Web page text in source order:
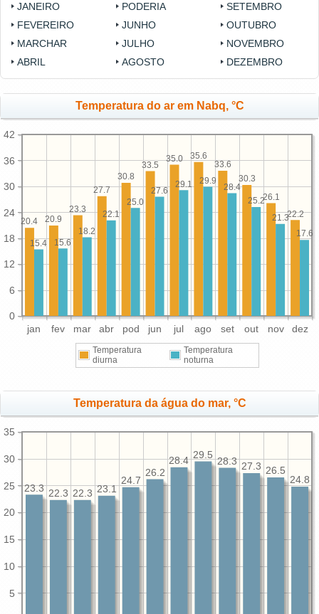
JANEIRO
FEVEREIRO
MARCHAR
ABRIL
PODERIA
JUNHO
JULHO
AGOSTO
SETEMBRO
OUTUBRO
NOVEMBRO
DEZEMBRO
Temperatura do ar em Nabq, °C
jan fev mar abr pod jun jul ago set out nov dez
0
6
12
18
24
30
36
42
22.2
26.1
30.3
33.6
35.6
35.0
33.5
30.8
27.7
23.3
20.9
20.4
17.6
21.3
25.2
28.4
29.9
29.1
27.6
25.0
22.1
18.2
15.6
15.4
Temperatura
diurna
Temperatura
noturna
Temperatura da água do mar, °C
5
10
15
20
25
30
35
24.8
26.5
27.3
28.3
29.5
28.4
26.2
24.7
23.1
22.3
22.3
23.3